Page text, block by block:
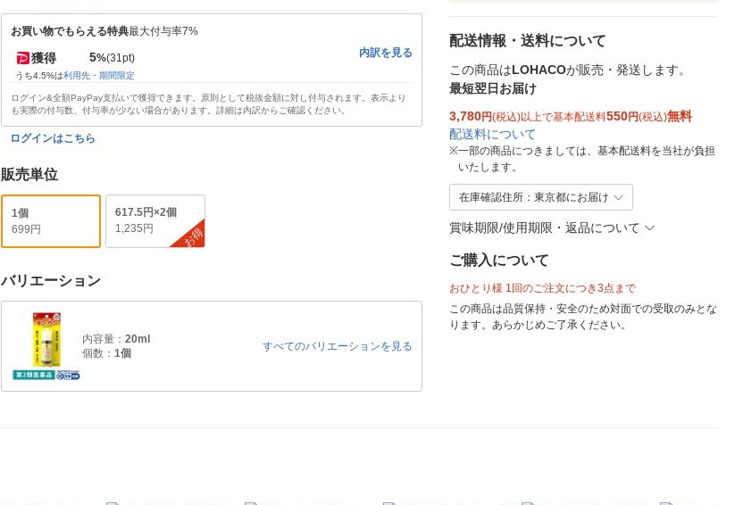
お買い物でもらえる特典最大付与率7%
獲得 5%(31pt)
うち4.5%は利用先・期間限定
内訳を見る
ログイン&全額PayPay支払いで獲得できます。原則として税抜金額に対し付与されます。表示より
も実際の付与数、付与率が少ない場合があります。詳細は内訳からご確認ください。
ログインはこちら
販売単位
1個
699円
617.5円×2個
1,235円
お得
バリエーション
内容量： 20ml
個数： 1個
すべてのバリエーションを見る
配送情報・送料について
この商品はLOHACOが販売・発送します。
最短翌日お届け
3,780円(税込)以上で基本配送料550円(税込)無料
配送料について
※一部の商品につきましては、基本配送料を当社が負担
いたします。
在庫確認住所：東京都にお届け
賞味期限/使用期限・返品について
ご購入について
おひとり様 1回のご注文につき3点まで
この商品は品質保持・安全のため対面での受取のみとな
ります。あらかじめご了承ください。